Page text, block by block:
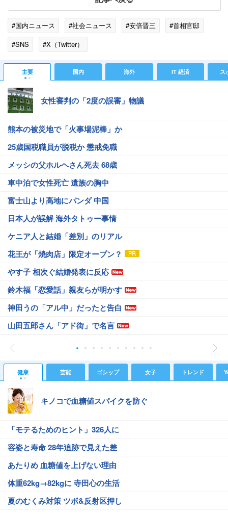
#国内ニュース #社会ニュース #安倍晋三
#首相官邸
#SNS
#X（Twitter）
主要 国内 海外 IT 経済 ス
女性審判の「2度の誤審」物議
熊本の被災地で「火事場泥棒」か
25歳国税職員が脱税か 懲戒免職
メッシの父ホルヘさん死去 68歳
車中泊で女性死亡 遺族の胸中
富士山より高地にパンダ 中国
日本人が誤解 海外タトゥー事情
ケニア人と結婚「差別」のリアル
花王が「焼肉店」限定オープン？
やす子 相次ぐ結婚発表に反応
鈴木福「恋愛話」親友らが明かす
神田うの「アル中」だったと告白
山田五郎さん「アド街」で名言
健康 芸能 ゴシップ 女子 トレンド
キノコで血糖値スパイクを防ぐ
「モテるためのヒント」326人に
容姿と寿命 28年追跡で見えた差
あたりめ 血糖値を上げない理由
体重62kg→82kgに 寺田心の生活
夏のむくみ対策 ツボ&反射区押し